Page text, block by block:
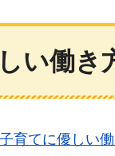
い働き
子育てに優しい